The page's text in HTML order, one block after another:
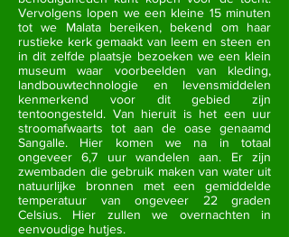
Vervolgens lopen we een kleine 15 minuten
tot we Malata bereiken, bekend om haar
rustieke kerk gemaakt van leem en steen en
in dit zelfde plaatsje bezoeken we een klein
museum waar voorbeelden van kleding,
landbouwtechnologie en levensmiddelen
kenmerkend voor dit gebied zijn
tentoongesteld. Van hieruit is het een uur
stroomafwaarts tot aan de oase genaamd
Sangalle. Hier komen we na in totaal
ongeveer 6,7 uur wandelen aan. Er zijn
zwembaden die gebruik maken van water uit
natuurlijke bronnen met een gemiddelde
temperatuur van ongeveer 22 graden
Celsius. Hier zullen we overnachten in
eenvoudige hutjes.